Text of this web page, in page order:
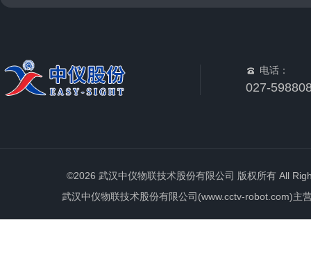
电话：
027-
©2026 武汉中仪物联技术股份有限公司 版权所有 All
武汉中仪物联技术股份有限公司(www.cctv-robot.com)主